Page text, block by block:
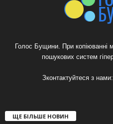
Голос Бущини. При копіюванні
пошукових систем
Зконтактуйтеся з нами:
ЩЕ БІЛЬШЕ НОВИН